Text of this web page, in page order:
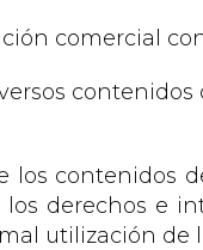
comercial
contenidos
derechos e
utilización de